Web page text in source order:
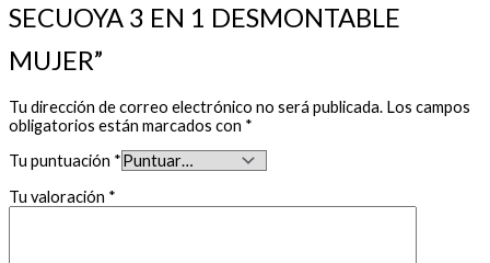
SECUOYA 3 EN 1 DESMONTABLE
MUJER”
Tu dirección de correo electrónico no será publicada. Los campos
obligatorios están marcados con *
Tu puntuación *
Tu valoración *